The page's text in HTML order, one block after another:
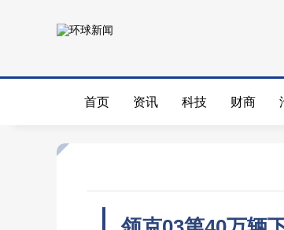
首页 资讯 科技 财商